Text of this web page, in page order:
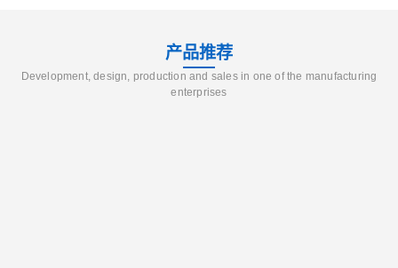
产品推荐
Development, design, production and sales in one of the manufacturing
enterprises